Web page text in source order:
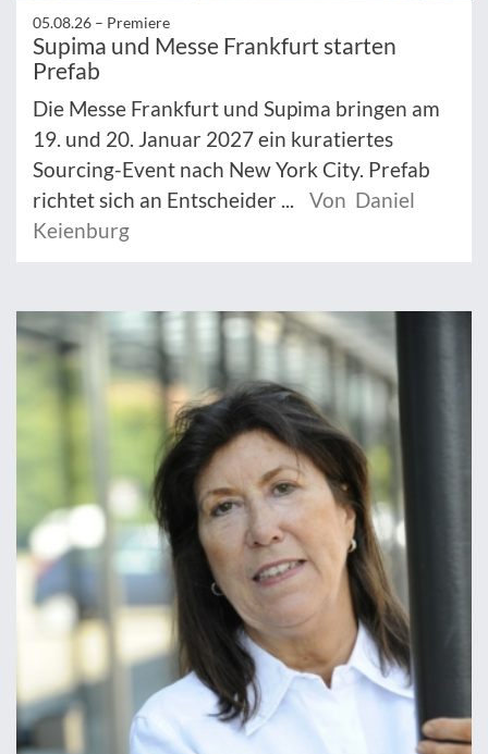
05.08.26 – Premiere
Supima und Messe Frankfurt starten
Prefab
Die Messe Frankfurt und Supima bringen am
19. und 20. Januar 2027 ein kuratiertes
Sourcing-Event nach New York City. Prefab
richtet sich an Entscheider ...
Von Daniel
Keienburg